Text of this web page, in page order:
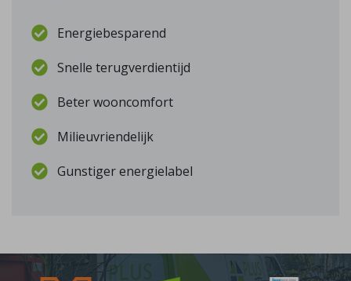
Energiebesparend
Snelle terugverdientijd
Beter wooncomfort
Milieuvriendelijk
Gunstiger energielabel